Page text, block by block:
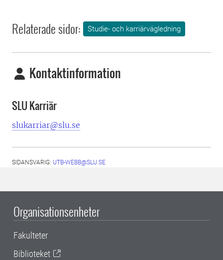
Relaterade sidor: Studie- och karriärvägledning
Kontaktinformation
SLU Karriär
slukarriar@slu.se
SIDANSVARIG: UTB-WEBB@SLU.SE
Organisationsenheter
Fakulteter
Biblioteket